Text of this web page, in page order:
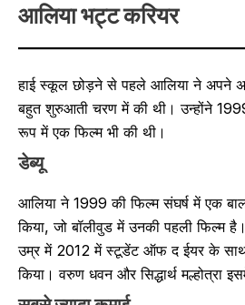
आलिया भट्ट करियर
हाई स्कूल छोड़ने से पहले आलिया ने अपने
बहुत शुरुआती चरण में की थी। उन्होंने
रूप में एक फिल्म भी की थी।
डेब्यू
आलिया ने 1999 की फिल्म संघर्ष में एक
किया, जो बॉलीवुड में उनकी पहली फिल्म
उम्र में 2012 में स्टूडेंट ऑफ द ईयर के साथ
किया। वरुण धवन और सिद्धार्थ मल्होत्रा